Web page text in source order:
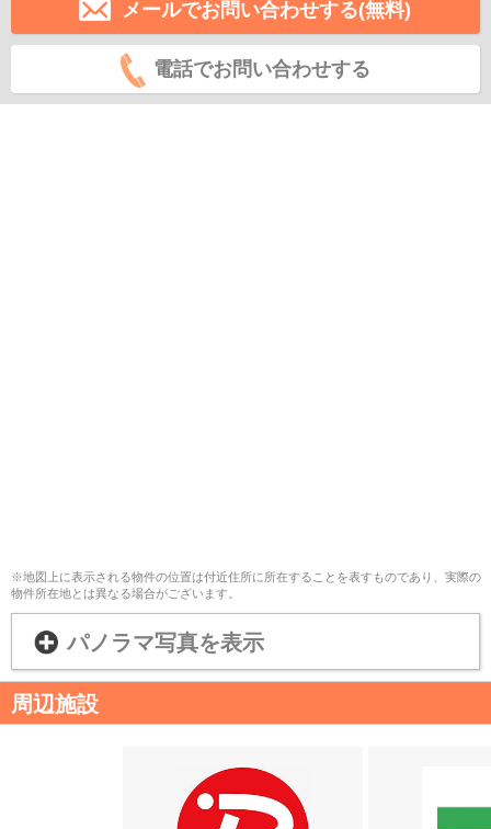
メールでお問い合わせする(無料)
電話でお問い合わせする
※地図上に表示される物件の位置は付近住所に所在することを表すものであり、実際の
物件所在地とは異なる場合がございます。
パノラマ写真を表示
周辺施設